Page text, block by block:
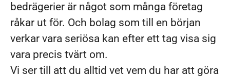
bedrägerier är något som många företag
råkar ut för. Och bolag som till en början
verkar vara seriösa kan ­efter ett tag visa sig
vara precis tvärt om.
Vi ser till att du alltid vet vem du har att göra